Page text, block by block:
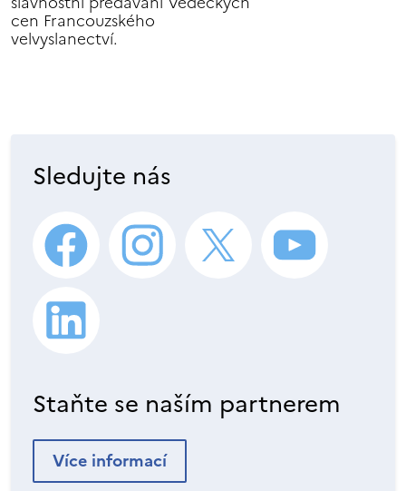
cen Francouzského
velvyslanectví.
Sledujte nás
Staňte se naším partnerem
Více informací